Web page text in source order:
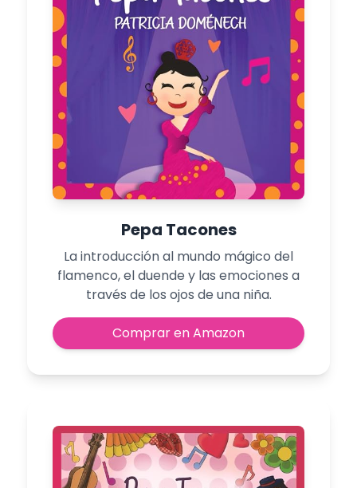
Pepa Tacones
La introducción al mundo mágico del
flamenco, el duende y las emociones a
través de los ojos de una niña.
Comprar en Amazon